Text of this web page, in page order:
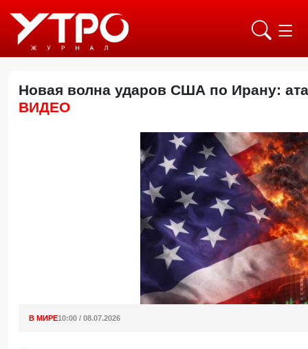
Новая волна ударов США по Ирану:
ВИДЕО
В МИРЕ10:00 / 08.07.2026